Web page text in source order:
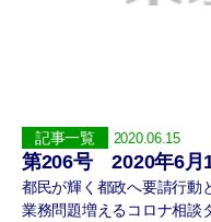
記事一覧 2020.06.15
第206号 2020年6月
都民が輝く都政へ要請行動
業務問題増えるコロナ相談